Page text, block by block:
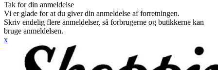
Tak for din anmeldelse
Vi er glade for at du giver din anmeldelse af forretningen.
Skriv endelig flere anmeldelser, så forbrugerne og butikkerne kan
bruge anmeldelsen.
x